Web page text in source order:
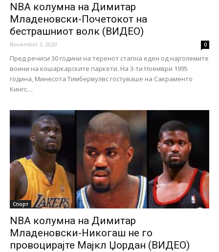
NBA колумна на Димитар
Младеновски-Почетокот на
бестрашниот волк (ВИДЕО)
November 3, 2020 0
Пред речиси 30 години на теренот стапна еден од најголемите
воини на кошаркарските паркети. На 3-ти Ноември 1995
година, Минесота Тимбервулвс гостуваше на Сакраменто
Кингс....
Спорт
NBA колумна на Димитар
Младеновски-Никогаш не го
провоцирајте Мајкл Џордан (ВИДЕО)